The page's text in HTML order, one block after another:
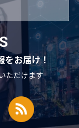
お届け！
ただけます